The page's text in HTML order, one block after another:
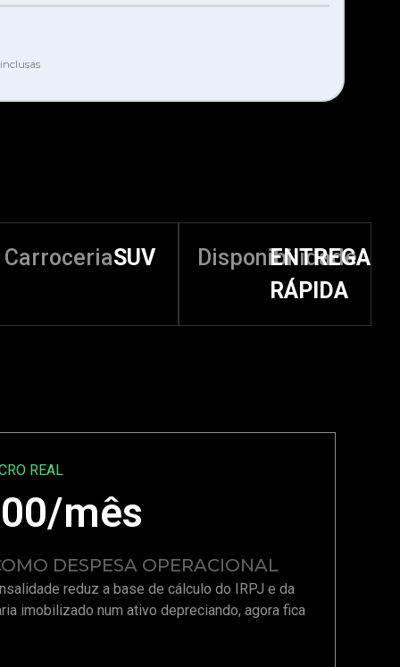
CarroceriaSUV Disponibilidade
ENTREGA
RÁPIDA
REAL
/mês
DESPESA OPERACIONAL
reduz a base de cálculo do IRPJ e da
imobilizado num ativo depreciando, agora fica